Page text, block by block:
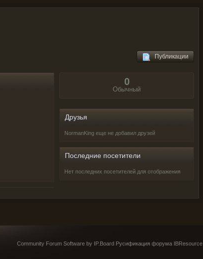
Публикации
0
Обычный
Друзья
NormanKing еще не добавил друзей
Последние посетители
Нет последних посетителей для отображения
Community Forum Software by IP.Board Русификация форума IBResource